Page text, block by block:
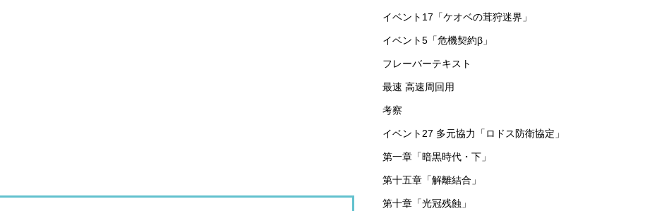
イベント17「ケオベの茸狩迷界」
イベント5「危機契約β」
フレーバーテキスト
最速 高速周回用
考察
イベント27 多元協力「ロドス防衛協定」
第一章「暗黒時代・下」
第十五章「解離結合」
第十章「光冠残蝕」